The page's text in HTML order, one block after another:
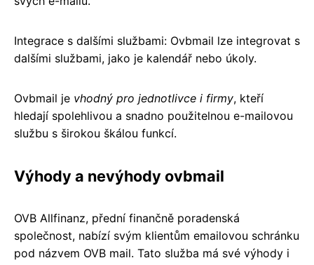
Integrace s dalšími službami: Ovbmail lze integrovat s
dalšími službami, jako je kalendář nebo úkoly.
Ovbmail je vhodný pro jednotlivce i firmy, kteří
hledají spolehlivou a snadno použitelnou e-mailovou
službu s širokou škálou funkcí.
Výhody a nevýhody ovbmail
OVB Allfinanz, přední finančně poradenská
společnost, nabízí svým klientům emailovou schránku
pod názvem OVB mail. Tato služba má své výhody i